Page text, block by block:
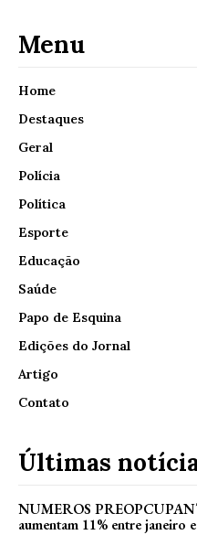
Menu
Home
Destaques
Geral
Polícia
Política
Esporte
Educação
Saúde
Papo de Esquina
Edições do Jornal
Artigo
Contato
Últimas
NUMEROS
aumentam 11% entre janeiro